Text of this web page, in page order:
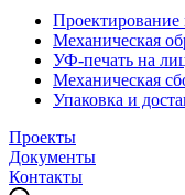
Проектирование
Механическая
УФ-печать на
Механическая
Упаковка и
Проекты
Документы
Контакты